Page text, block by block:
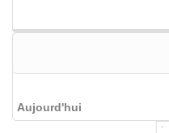
Aujourd'hui